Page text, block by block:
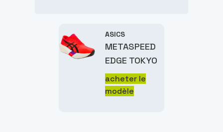
ASICS
METASPEED
EDGE TOKYO
acheter le
modèle